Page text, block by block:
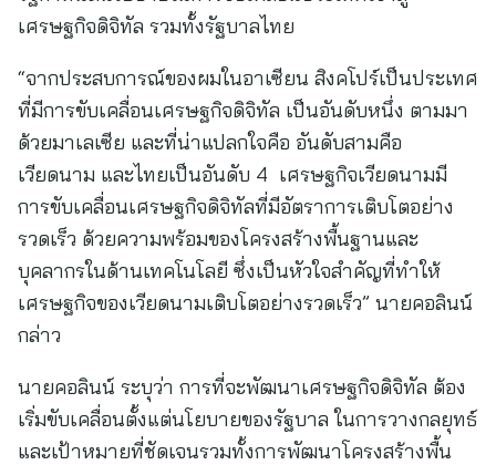
เศรษฐกิจดิจิทัล รวมทั้งรัฐบาลไทย
“จากประสบการณ์ของผมในอาเซียน สิงคโปร์เป็นประเทศ
ที่มีการขับเคลื่อนเศรษฐกิจดิจิทัล เป็นอันดับหนึ่ง ตามมา
ด้วยมาเลเซีย และที่น่าแปลกใจคือ อันดับสามคือ
เวียดนาม และไทยเป็นอันดับ 4 เศรษฐกิจเวียดนามมี
การขับเคลื่อนเศรษฐกิจดิจิทัลที่มีอัตราการเติบโตอย่าง
รวดเร็ว ด้วยความพร้อมของโครงสร้างพื้นฐานและ
บุคลากรในด้านเทคโนโลยี ซึ่งเป็นหัวใจสำคัญที่ทำให้
เศรษฐกิจของเวียดนามเติบโตอย่างรวดเร็ว” นายคอลินน์
กล่าว
นายคอลินน์ ระบุว่า การที่จะพัฒนาเศรษฐกิจดิจิทัล ต้อง
เริ่มขับเคลื่อนตั้งแต่นโยบายของรัฐบาล ในการวางกลยุทธ์
และเป้าหมายที่ชัดเจนรวมทั้งการพัฒนาโครงสร้างพื้น